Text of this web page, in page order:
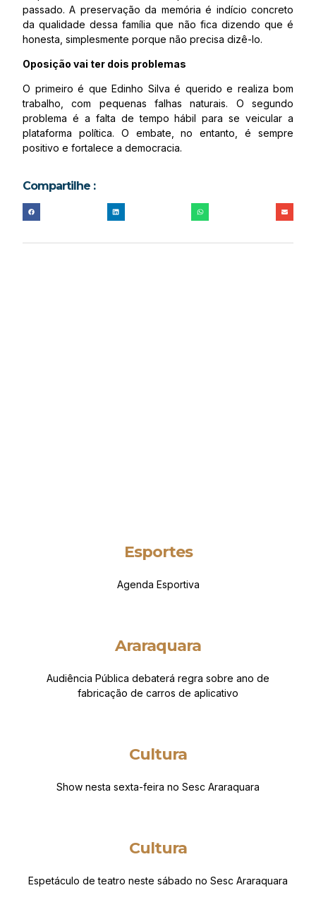
passado. A preservação da memória é indício concreto
da qualidade dessa família que não fica dizendo que é
honesta, simplesmente porque não precisa dizê-lo.
Oposição vai ter dois problemas
O primeiro é que Edinho Silva é querido e realiza bom
trabalho, com pequenas falhas naturais. O segundo
problema é a falta de tempo hábil para se veicular a
plataforma política. O embate, no entanto, é sempre
positivo e fortalece a democracia.
Compartilhe :
Esportes
Agenda Esportiva
Araraquara
Audiência Pública debaterá regra sobre ano de
fabricação de carros de aplicativo
Cultura
Show nesta sexta-feira no Sesc Araraquara
Cultura
Espetáculo de teatro neste sábado no Sesc Araraquara